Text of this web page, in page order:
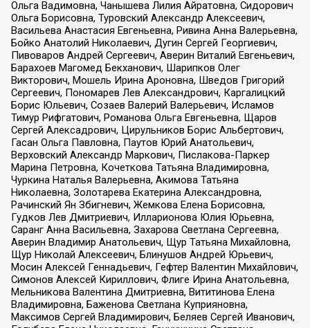
Ольга Вадимовна, Чанышева Лилия Айратовна, Сидорович
Ольга Борисовна, Туровский Александр Алексеевич,
Васильева Анастасия Евгеньевна, Ривина Анна Валерьевна,
Бойко Анатолий Николаевич, Дугин Сергей Георгиевич,
Пивоваров Андрей Сергеевич, Аверин Виталий Евгеньевич,
Барахоев Магомед Бекханович, Шарипков Олег
Викторович, Мошель Ирина Ароновна, Шведов Григорий
Сергеевич, Пономарев Лев Александрович, Каргалицкий
Борис Юльевич, Созаев Валерий Валерьевич, Исламов
Тимур Рифгатович, Романова Ольга Евгеньевна, Щаров
Сергей Алексадрович, Цирульников Борис Альбертович,
Гасан Ольга Павловна, Паутов Юрий Анатольевич,
Верховский Александр Маркович, Пислакова-Паркер
Марина Петровна, Кочеткова Татьяна Владимировна,
Чуркина Наталья Валерьевна, Акимова Татьяна
Николаевна, Золотарева Екатерина Александровна,
Рачинский Ян Збигневич, Жемкова Елена Борисовна,
Гудков Лев Дмитриевич, Илларионова Юлия Юрьевна,
Саранг Анна Васильевна, Захарова Светлана Сергеевна,
Аверин Владимир Анатольевич, Щур Татьяна Михайловна,
Щур Николай Алексеевич, Блинушов Андрей Юрьевич,
Мосин Алексей Геннадьевич, Гефтер Валентин Михайлович,
Симонов Алексей Кириллович, Флиге Ирина Анатольевна,
Мельникова Валентина Дмитриевна, Вититинова Елена
Владимировна, Баженова Светлана Куприяновна,
Максимов Сергей Владимирович, Беляев Сергей Иванович,